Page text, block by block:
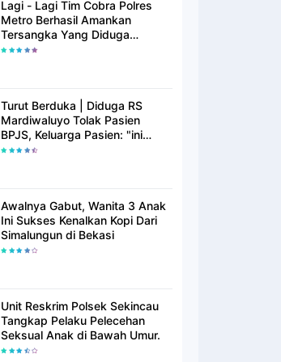
Lagi - Lagi Tim Cobra Polres
Metro Berhasil Amankan
Tersangka Yang Diduga
Pengguna Narkotika
Turut Berduka | Diduga RS
Mardiwaluyo Tolak Pasien
BPJS, Keluarga Pasien: "ini
Yang Katanya Bukan Keadaan
Awalnya Gabut, Wanita 3 Anak
Ini Sukses Kenalkan Kopi Dari
Simalungun di Bekasi
Unit Reskrim Polsek Sekincau
Tangkap Pelaku Pelecehan
Seksual Anak di Bawah Umur.